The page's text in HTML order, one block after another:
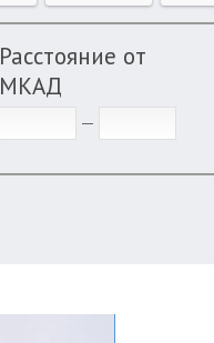
Расстояние от
МКАД